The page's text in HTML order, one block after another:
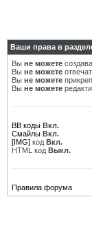
Ваши права в
Вы не можете
Вы не можете
Вы не можете
Вы не можете
BB коды Вкл.
Смайлы Вкл.
[IMG] код Вкл.
HTML код Выкл.
Правила форума